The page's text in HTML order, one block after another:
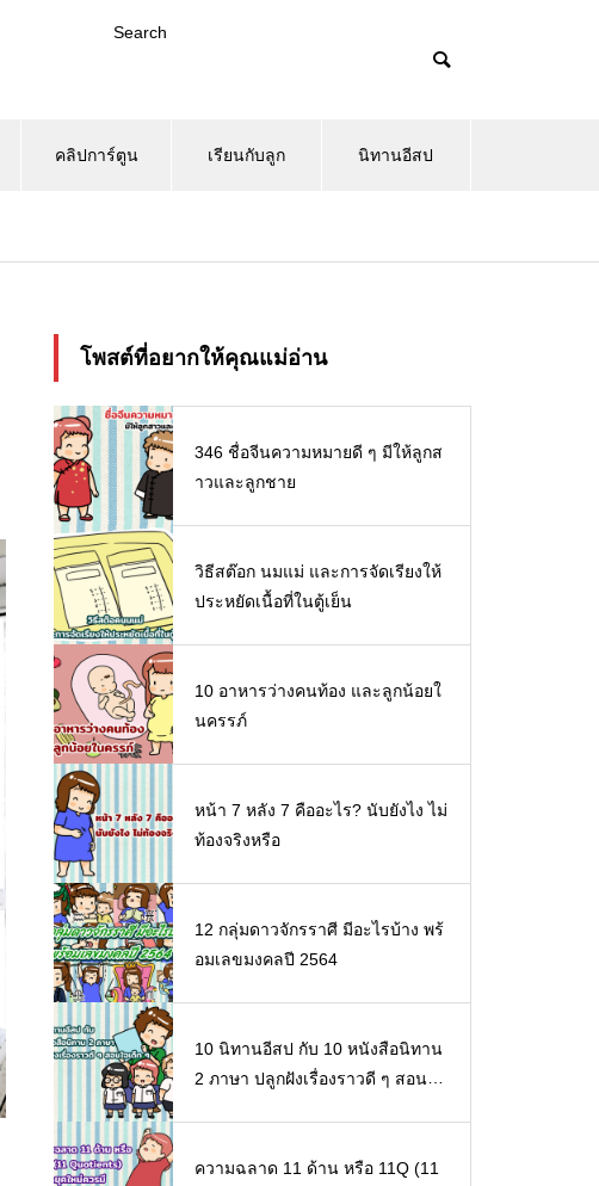
Search
คลิปการ์ตูน เรียนกับลูก นิทานอีสป
โพสต์ที่อยากให้คุณแม่อ่าน
346 ชื่อจีนความหมายดี ๆ มีให้ลูกส
าวและลูกชาย
วิธีสต๊อก นมแม่ และการจัดเรียงให้
ประหยัดเนื้อที่ในตู้เย็น
10 อาหารว่างคนท้อง และลูกน้อยใ
นครรภ์
หน้า 7 หลัง 7 คืออะไร? นับยังไง ไม่
ท้องจริงหรือ
12 กลุ่มดาวจักรราศี มีอะไรบ้าง พร้
อมเลขมงคลปี 2564
10 นิทานอีสป กับ 10 หนังสือนิทาน
2 ภาษา ปลูกฝังเรื่องราวดี ๆ สอนใจ
ความฉลาด 11 ด้าน หรือ 11Q (11